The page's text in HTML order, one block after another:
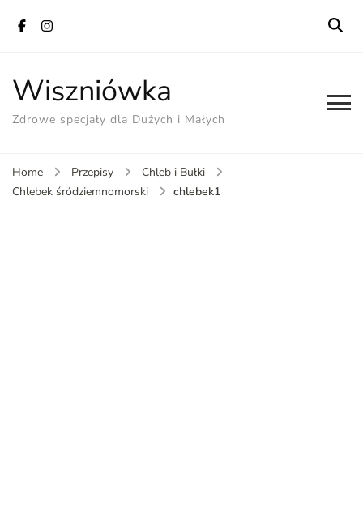
Wiszniówka
Zdrowe specjały dla Dużych i Małych
Home Przepisy
Chleb i Bułki
Chlebek śródziemnomorski
chlebek1